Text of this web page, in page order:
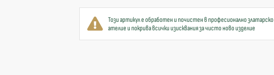
Този артикул е обработен и почистен в професионално златарско
ателие и покрива всички изисквания за чисто ново изделие